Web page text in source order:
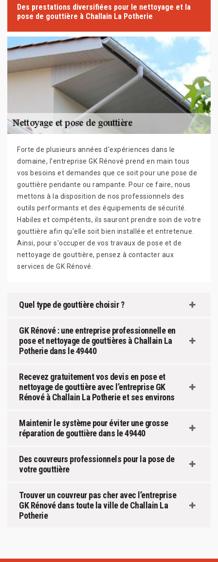
Des prestations diversifiées pour le nettoyage et la
pose de gouttière à Challain La Potherie
Forte de plusieurs années d'expériences dans le
domaine, l'entreprise GK Rénové prend en main tous
vos besoins et demandes que ce soit pour une pose de
gouttière pendante ou rampante. Pour ce faire, nous
mettons à la disposition de nos professionnels des
outils performants et des équipements de sécurité.
Habiles et compétents, ils sauront prendre soin de votre
gouttière afin qu'elle soit bien installée et entretenue.
Ainsi, pour s'occuper de vos travaux de pose et de
nettoyage de gouttière, pensez à contacter aux
services de GK Rénové.
Quel type de gouttière choisir ?
GK Rénové : une entreprise professionnelle en
pose et nettoyage de gouttières à Challain La
Potherie dans le 49440
Recevez gratuitement vos devis en pose et
nettoyage de gouttière avec l’entreprise GK
Rénové à Challain La Potherie et ses environs
Maintenir le système pour éviter une grosse
réparation de gouttière dans le 49440
Des couvreurs professionnels pour la pose de
votre gouttière
Trouver un couvreur pas cher avec l’entreprise
GK Rénové dans toute la ville de Challain La
Potherie